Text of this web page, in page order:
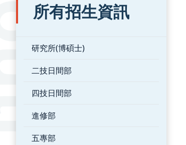
所有招生資訊
研究所(博碩士)
二技日間部
四技日間部
進修部
五專部